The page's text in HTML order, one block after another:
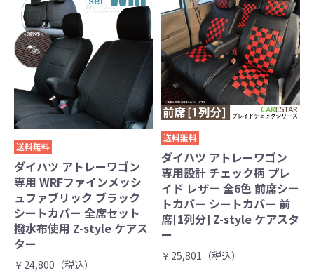
送料無料
ダイハツ アトレーワゴン
専用 WRFファインメッシ
ュファブリック ブラック
シートカバー 全席セット
撥水布使用 Z-style ケアス
ター
￥24,800（税込）
送料無料
ダイハツ アトレーワゴン
専用設計 チェック柄 プレ
イド レザー 全6色 前席シー
トカバー シートカバー 前
席[1列分] Z-style ケアスタ
ー
￥25,801（税込）